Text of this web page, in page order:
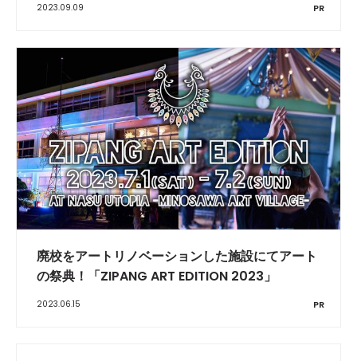
2023.09.09 PR
廃校をアートリノベーションした施設にてアート
の祭典！「ZIPANG ART EDITION 2023」
2023.06.15 PR